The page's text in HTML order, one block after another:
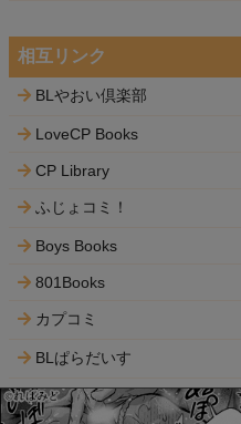
相互リンク
BLやおい倶楽部
LoveCP Books
CP Library
ふじょコミ！
Boys Books
801Books
カプコミ
BLぱらだいす